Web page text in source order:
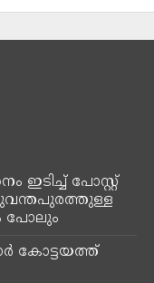
ഇടിച്ച് പോസ്റ്റ്‌
പോലും
കോട്ടയത്ത്